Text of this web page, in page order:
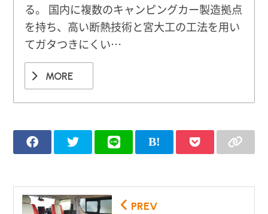
る。 国内に複数のキャンピングカー製造拠点
を持ち、高い断熱技術と宮大工の工法を用い
てガタつきにくい…
MORE
PREV